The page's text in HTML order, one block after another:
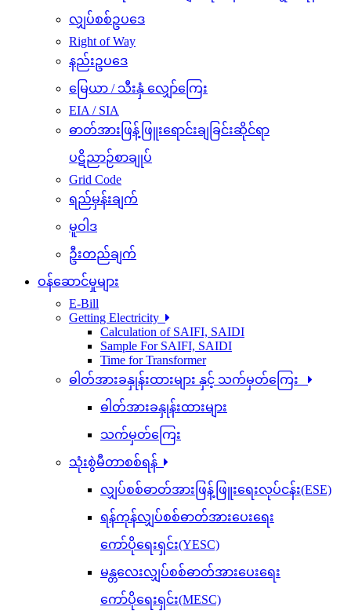
လျှပ်စစ်ဥပဒေ
Right of Way
နည်းဥပဒေ
မြေယာ / သီးနှံ လျှော်ကြေး
EIA / SIA
ဓာတ်အားဖြန့်ဖြူးရောင်းချခြင်းဆိုင်ရာ
ပဋိညာဉ်စာချုပ်
Grid Code
ရည်မှန်းချက်
မူဝါဒ
ဦးတည်ချက်
ဝန်ဆောင်မှုများ
E-Bill
Getting Electricity
Calculation of SAIFI, SAIDI
Sample For SAIFI, SAIDI
Time for Transformer
ဓါတ်အားခနှုန်းထားများ နှင့် သက်မှတ်ကြေး
ဓါတ်အားခနှုန်းထားများ
သက်မှတ်ကြေး
သုံးစွဲမီတာစစ်ရန်
လျှပ်စစ်ဓာတ်အားဖြန့်ဖြူးရေးလုပ်ငန်း(ESE)
ရန်ကုန်လျှပ်စစ်ဓာတ်အားပေးရေး
ကော်ပိုရေးရှင်း(YESC)
မန္တလေးလျှပ်စစ်ဓာတ်အားပေးရေး
ကော်ပိုရေးရှင်း(MESC)